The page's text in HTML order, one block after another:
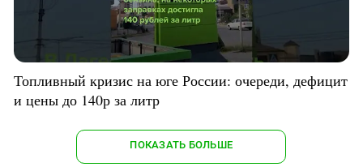
Топливный кризис на юге России: очереди, дефицит
и цены до 140р за литр
ПОКАЗАТЬ БОЛЬШЕ